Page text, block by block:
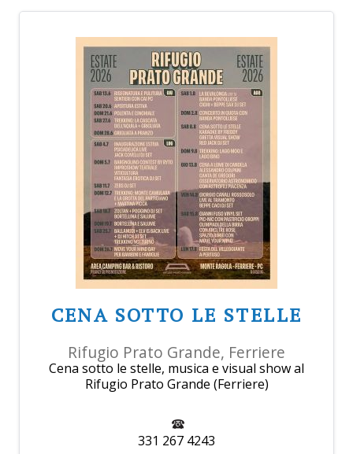
CENA SOTTO LE STELLE
Rifugio Prato Grande, Ferriere
Cena sotto le stelle, musica e visual show al
Rifugio Prato Grande (Ferriere)
331 267 4243